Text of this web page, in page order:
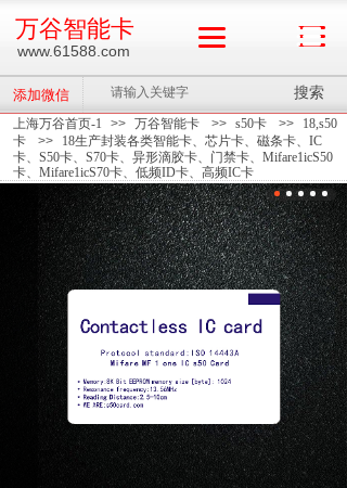
上海万谷首页-1 >> 万谷智能卡 >> s50卡 >>
18,s50
卡
>>
18生产封装各类智能卡、芯片卡、磁条卡、IC
卡、S50卡、S70卡、异形滴胶卡、门禁卡、Mifare1icS50
卡、Mifare1icS70卡、低频ID卡、高频IC卡
添加微信 搜索
www.61588.com
万谷智能卡